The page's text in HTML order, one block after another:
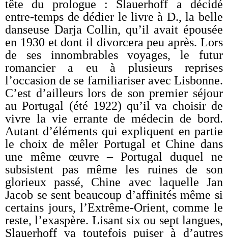
tête du prologue : Slauerhoff a décidé
entre-temps de dédier le livre à D., la belle
danseuse Darja Collin, qu’il avait épousée
en 1930 et dont il divorcera peu après. Lors
de ses innombrables voyages, le futur
romancier a eu à plusieurs reprises
l’occasion de se familiariser avec Lisbonne.
C’est d’ailleurs lors de son premier séjour
au Portugal (été 1922) qu’il va choisir de
vivre la vie errante de médecin de bord.
Autant d’éléments qui expliquent en partie
le choix de mêler Portugal et Chine dans
une même œuvre – Portugal duquel ne
subsistent pas même les ruines de son
glorieux passé, Chine avec laquelle Jan
Jacob se sent beaucoup d’affinités même si
certains jours, l’Extrême-Orient, comme le
reste, l’exaspère. Lisant six ou sept langues,
Slauerhoff va toutefois puiser à d’autres